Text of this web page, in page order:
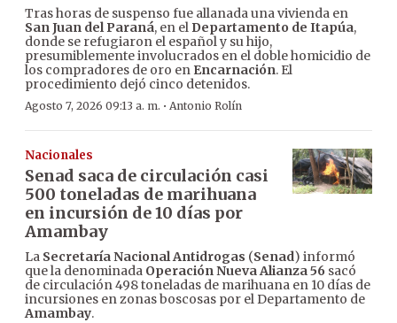
Tras horas de suspenso fue allanada una vivienda en
San Juan del Paraná, en el Departamento de Itapúa,
donde se refugiaron el español y su hijo,
presumiblemente involucrados en el doble homicidio de
los compradores de oro en Encarnación. El
procedimiento dejó cinco detenidos.
Agosto 7, 2026 09:13 a. m. · Antonio Rolín
Nacionales
Senad saca de circulación casi
500 toneladas de marihuana
en incursión de 10 días por
Amambay
La Secretaría Nacional Antidrogas (Senad) informó
que la denominada Operación Nueva Alianza 56 sacó
de circulación 498 toneladas de marihuana en 10 días de
incursiones en zonas boscosas por el Departamento de
Amambay.